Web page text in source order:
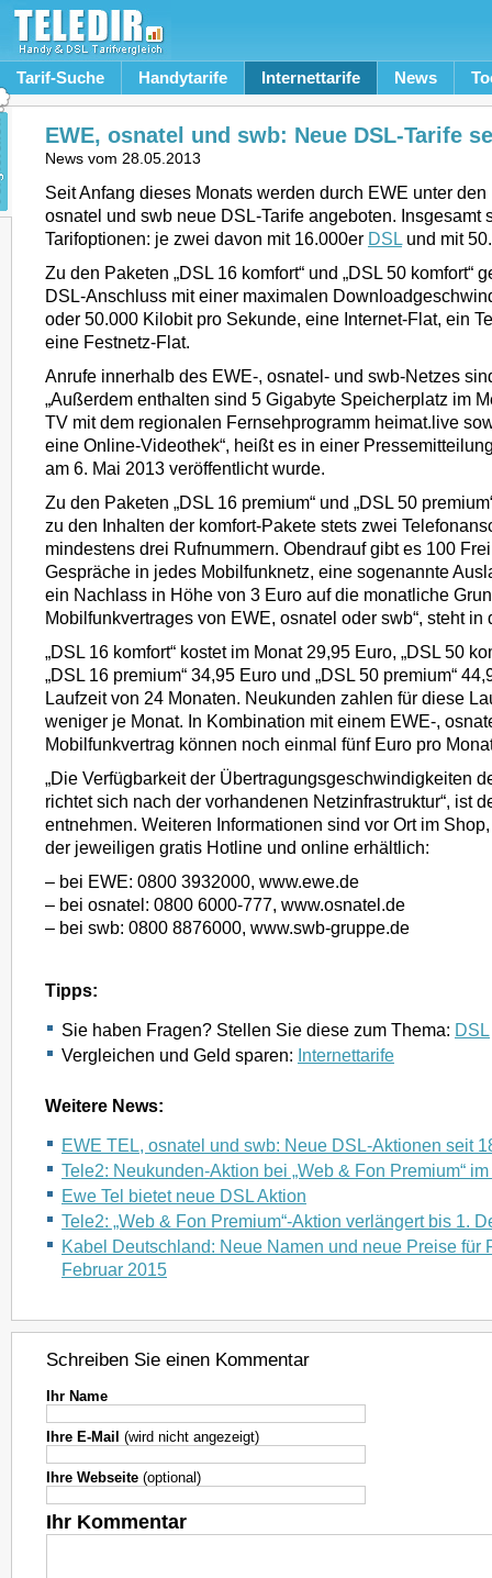
Tarif-Suche Handytarife Internettarife News
EWE, osnatel und swb: Neue DSL-Tarife
News vom 28.05.2013
Seit Anfang dieses Monats werden durch EWE unter den
osnatel und swb neue DSL-Tarife angeboten. Insgesamt
Tarifoptionen: je zwei davon mit 16.000er DSL und mit
Zu den Paketen „DSL 16 komfort“ und „DSL 50 komfort“
DSL-Anschluss mit einer maximalen
oder 50.000 Kilobit pro Sekunde, eine Internet-Flat, ein
eine Festnetz-Flat.
Anrufe innerhalb des EWE-, osnatel- und swb-Netzes
„Außerdem enthalten sind 5 Gigabyte Speicherplatz im
TV mit dem regionalen Fernsehprogramm heimat.live
eine Online-Videothek“, heißt es in einer
am 6. Mai 2013 veröffentlicht wurde.
Zu den Paketen „DSL 16 premium“ und „DSL 50
zu den Inhalten der komfort-Pakete stets zwei
mindestens drei Rufnummern. Obendrauf gibt es 100
Gespräche in jedes Mobilfunknetz, eine sogenannte
ein Nachlass in Höhe von 3 Euro auf die monatliche
Mobilfunkvertrages von EWE, osnatel oder swb“, steht in
„DSL 16 komfort“ kostet im Monat 29,95 Euro, „DSL 50
„DSL 16 premium“ 34,95 Euro und „DSL 50 premium“
Laufzeit von 24 Monaten. Neukunden zahlen für diese
weniger je Monat. In Kombination mit einem EWE-,
Mobilfunkvertrag können noch einmal fünf Euro pro
„Die Verfügbarkeit der Übertragungsgeschwindigkeiten
richtet sich nach der vorhandenen Netzinfrastruktur“, ist
entnehmen. Weiteren Informationen sind vor Ort im
der jeweiligen gratis Hotline und online erhältlich:
– bei EWE: 0800 3932000, www.ewe.de
– bei osnatel: 0800 6000-777, www.osnatel.de
– bei swb: 0800 8876000, www.swb-gruppe.de
Tipps:
Sie haben Fragen? Stellen Sie diese zum Thema: DSL
Vergleichen und Geld sparen: Internettarife
Weitere News:
EWE TEL, osnatel und swb: Neue DSL-Aktionen seit
Tele2: Neukunden-Aktion bei „Web & Fon Premium“
Ewe Tel bietet neue DSL Aktion
Tele2: „Web & Fon Premium“-Aktion verlängert bis 1.
Kabel Deutschland: Neue Namen und neue Preise für
Februar 2015
Schreiben Sie einen Kommentar
Ihr Name
Ihre E-Mail (wird nicht angezeigt)
Ihre Webseite (optional)
Ihr Kommentar